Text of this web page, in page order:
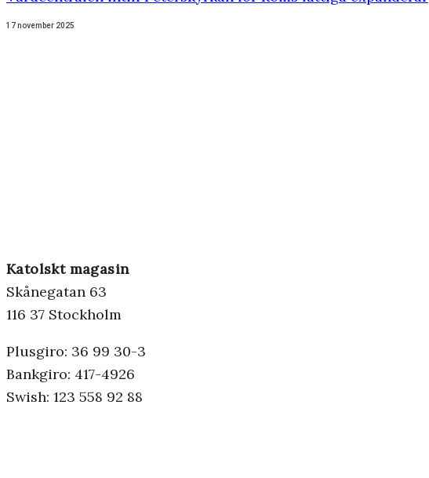
17 november 2025
Katolskt magasin
Skånegatan 63
116 37 Stockholm
Plusgiro: 36 99 30-3
Bankgiro: 417-4926
Swish: 123 558 92 88